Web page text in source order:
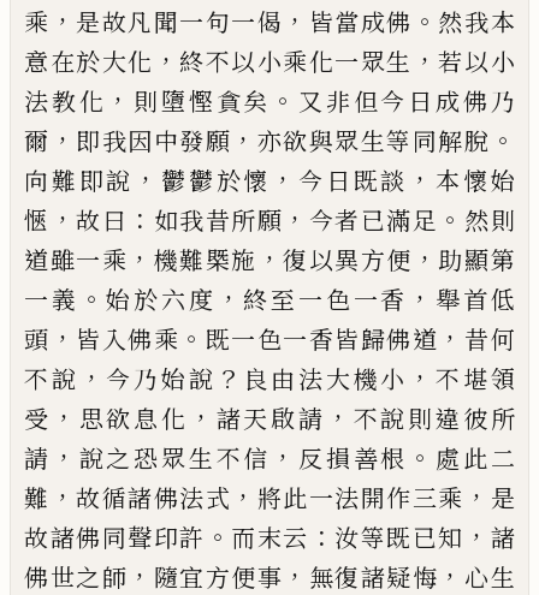
乘 ， 是故凡聞一句一偈 ， 皆當成佛 。 然我本
意在於大化 ， 終不以小乘化一眾生 ，若以小
法教化 ， 則墮慳貪矣 。 又非但今日成佛乃
爾 ， 即我因中發願 ， 亦欲與眾生等同解脫 。
向難即說 ， 鬱鬱於懷 ， 今日既談 ， 本懷始
愜 ，故曰 ： 如我昔所願 ， 今者已滿足 。 然則
道雖一乘 ， 機難槩施 ，復以異方便 ， 助顯第
一義 。始於六度 ， 終至一色一香 ， 舉首低
頭 ， 皆入佛乘 。 既一色一香皆歸佛道 ， 昔何
不說 ， 今乃始說 ？ 良由法大機小 ， 不堪領
受 ， 思欲息化 ， 諸天啟請 ， 不說則違彼所
請 ， 說之恐眾生不信 ， 反損善根 。 處此二
難 ，故循諸佛法式 ， 將此一法開作三乘 ， 是
故諸佛同聲印許 。 而末云 ： 汝等既已知 ， 諸
佛世之師 ， 隨宜方便事 ， 無復諸疑悔 ， 心生